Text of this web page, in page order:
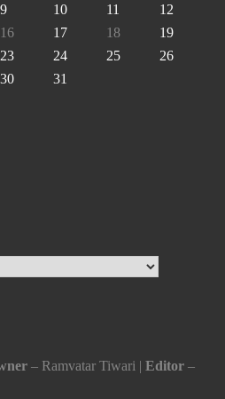
9 10 11
12
16 17 18
19
23 24 25
26
30 31
– Ramvatar Tiwari | Editor –